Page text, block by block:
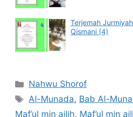
Terjemah
Qismani (4)
Categories
Nahwu Shorof
Tags
Al-Munada, Bab Al-
Maf’ul min ajlih, Maf’ul min